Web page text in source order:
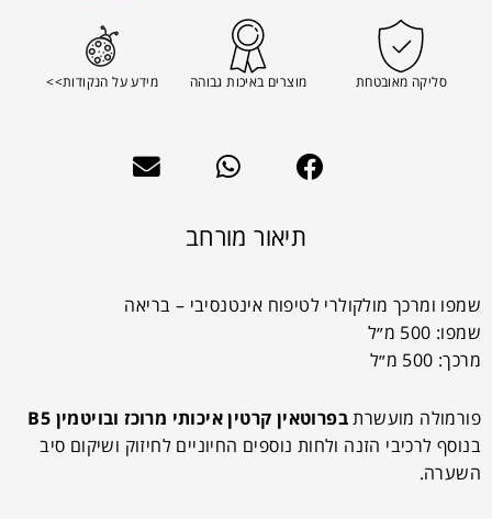
סליקה מאובטחת מוצרים באיכות גבוהה מידע על הנקודות>>
תיאור מורחב
שמפו ומרכך מולקולרי לטיפוח אינטנסיבי – בריאה
שמפו: 500 מ״ל
מרכך: 500 מ״ל
פורמולה מועשרתבפרוטאין קרטין איכותי מרוכז ובויטמין B5
בנוסף לרכיבי הזנה ולחות נוספים החיוניים לחיזוק ושיקום סיב
השערה.